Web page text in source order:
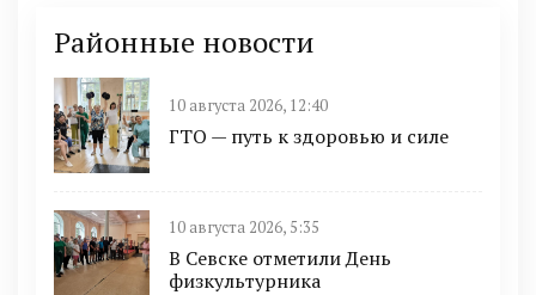
Районные новости
10 августа 2026, 12:40
ГТО — путь к здоровью и силе
10 августа 2026, 5:35
В Севске отметили День
физкультурника